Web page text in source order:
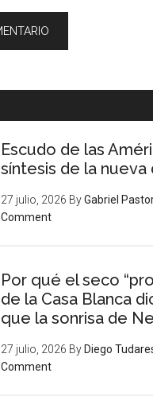
Escudo de las
síntesis de la nueva
27 julio, 2026 ByGabriel
Comment
Por qué el seco
de la Casa Blanca
que la sonrisa de
27 julio, 2026 By Diego
Comment